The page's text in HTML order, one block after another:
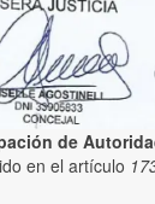
de
en el artículo